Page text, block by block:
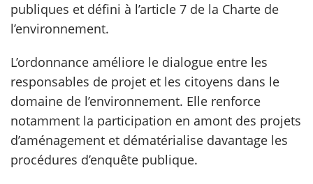
publiques et défini à l’article 7 de la Charte de
l’environnement.
L’ordonnance améliore le dialogue entre les
responsables de projet et les citoyens dans le
domaine de l’environnement. Elle renforce
notamment la participation en amont des projets
d’aménagement et dématérialise davantage les
procédures d’enquête publique.